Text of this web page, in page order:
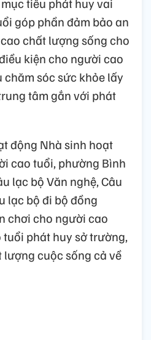
tiêu phát huy vai
góp phần đảm bảo an
chất lượng sống cho
kiện cho người cao
sóc sức khỏe lấy
tâm gắn với phát
động Nhà sinh hoạt
cao tuổi, phường Bình
lạc bộ Văn nghệ, Câu
lạc bộ đi bộ đồng
chơi cho người cao
phát huy sở trường,
cuộc sống cả về